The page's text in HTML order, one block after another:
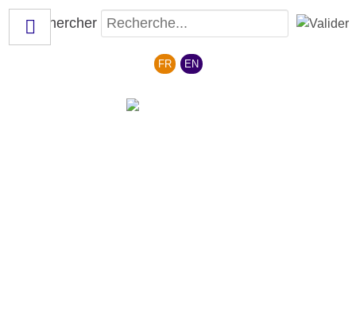
Rechercher
Sélectionnez votre langue
FR EN